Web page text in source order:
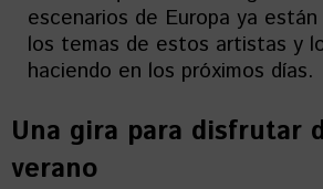
escenarios de Europa ya
los temas de estos artistas y
haciendo en los próximos días.
Una gira para disfrutar
verano